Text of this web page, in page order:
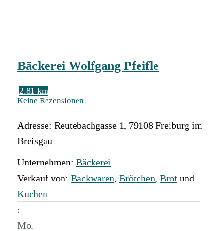
Bäckerei Wolfgang Pfeifle
2.81 km
Keine Rezensionen
Adresse: Reutebachgasse 1, 79108 Freiburg im
Breisgau
Unternehmen: Bäckerei
Verkauf von: Backwaren, Brötchen, Brot und
Kuchen
:
Mo.